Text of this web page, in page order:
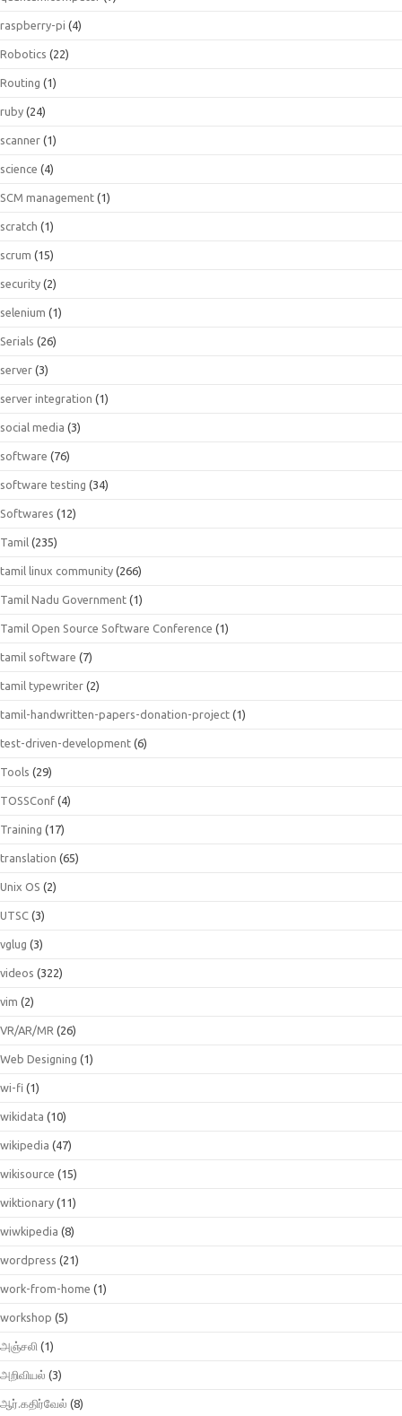
raspberry-pi (4)
Robotics (22)
Routing (1)
ruby (24)
scanner (1)
science (4)
SCM management (1)
scratch (1)
scrum (15)
security (2)
selenium (1)
Serials (26)
server (3)
server integration (1)
social media (3)
software (76)
software testing (34)
Softwares (12)
Tamil (235)
tamil linux community (266)
Tamil Nadu Government (1)
Tamil Open Source Software Conference (1)
tamil software (7)
tamil typewriter (2)
tamil-handwritten-papers-donation-project (1)
test-driven-development (6)
Tools (29)
TOSSConf (4)
Training (17)
translation (65)
Unix OS (2)
UTSC (3)
vglug (3)
videos (322)
vim (2)
VR/AR/MR (26)
Web Designing (1)
wi-fi (1)
wikidata (10)
wikipedia (47)
wikisource (15)
wiktionary (11)
wiwkipedia (8)
wordpress (21)
work-from-home (1)
workshop (5)
அஞ்சலி (1)
அறிவியல் (3)
ஆர்.கதிர்வேல் (8)